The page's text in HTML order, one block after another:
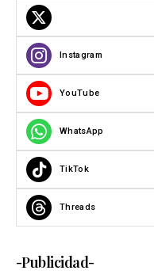
Instagram
YouTube
WhatsApp
TikTok
Threads
-Publicidad-